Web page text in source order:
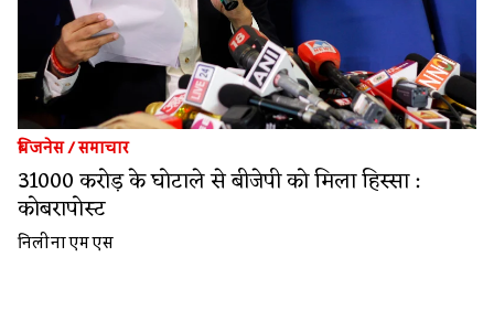
बिजनेस/समाचार
31000 करोड़ के घोटाले से बीजेपी को मिला हिस्सा :
कोबरापोस्ट
निलीना एम एस